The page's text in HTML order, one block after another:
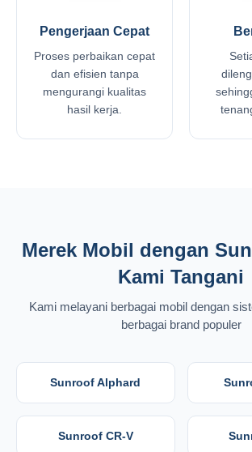
Pengerjaan Cepat
Proses perbaikan cepat
dan efisien tanpa
mengurangi kualitas
hasil kerja.
Merek Mobil dengan
Kami Tangani
Kami melayani berbagai mobil dengan
berbagai brand populer
Sunroof Alphard
Sunroof CR-V